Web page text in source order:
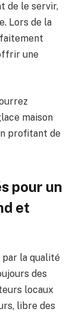
de le servir,
Lors de la
une
maison
profitant de
pour un
et
la qualité
des
locaux
libre des